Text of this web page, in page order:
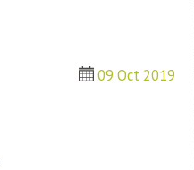
09 Oct 2019